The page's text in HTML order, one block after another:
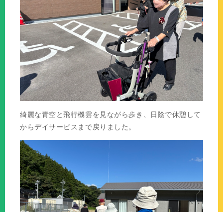
綺麗な青空と飛行機雲を見ながら歩き、日陰で休憩して
からデイサービスまで戻りました。